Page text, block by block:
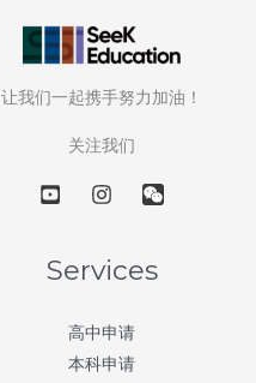
让我们一起携手努力加油！
关注我们
Services
高中申请
本科申请